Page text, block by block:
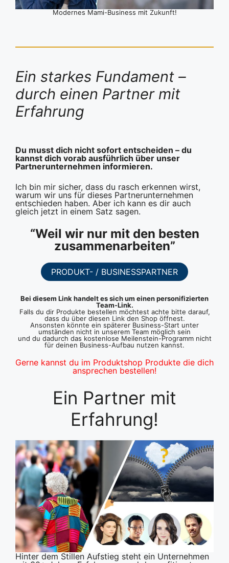
Modernes Mami-Business mit Zukunft!
Ein starkes Fundament –
durch einen Partner mit
Erfahrung
Du musst dich nicht sofort entscheiden – du
kannst dich vorab ausführlich über unser
Partnerunternehmen informieren.
Ich bin mir sicher, dass du rasch erkennen wirst,
warum wir uns für dieses Partnerunternehmen
entschieden haben. Aber ich kann es dir auch
gleich jetzt in einem Satz sagen.
“Weil wir nur mit den besten
zusammenarbeiten”
PRODUKT- / BUSINESSPARTNER
Bei diesem Link handelt es sich um einen personifizierten
Team-Link.
Falls du dir Produkte bestellen möchtest achte bitte darauf,
dass du über diesen Link den Shop öffnest.
Ansonsten könnte ein späterer Business-Start unter
umständen nicht in unserem Team möglich sein
und du dadurch das kostenlose Meilenstein-Programm nicht
für deinen Business-Aufbau nutzen kannst.
Gerne kannst du im Produktshop Produkte die dich
ansprechen bestellen!
Ein Partner mit
Erfahrung!
Hinter dem Stillen Aufstieg steht ein Unternehmen